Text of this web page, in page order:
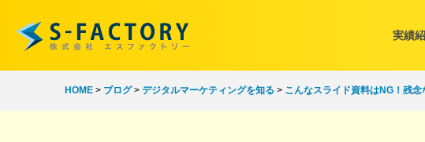
実績
HOME > ブログ> デジタルマーケティングを知る > こんなスライド資料はNG！残